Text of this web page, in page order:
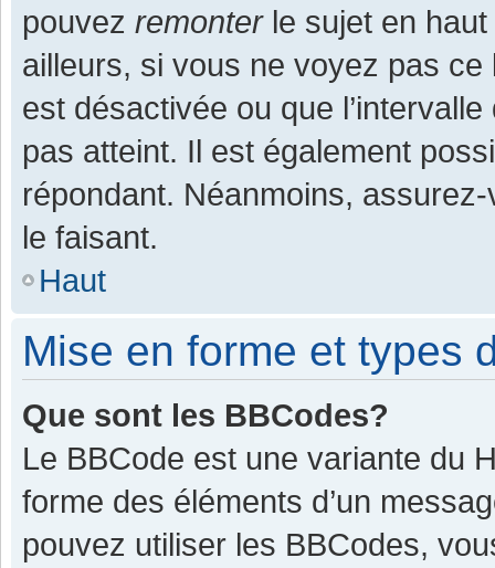
pouvez remonterle sujet en haut
ailleurs, si vous ne voyez pas
est désactivée ou que
pas atteint. Il est également
répondant. Néanmoins,
le faisant.
Haut
Mise en forme et types
Que sont les BBCodes?
Le BBCode est une variante du
forme des éléments d’un
pouvez utiliser les BBCodes,